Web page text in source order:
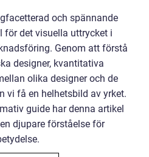
och spännande
för det visuella uttrycket i
Genom att förstå
designer, kvantitativa
olika designer och de
vi få en helhetsbild av yrket.
guide har denna artikel
djupare förståelse för